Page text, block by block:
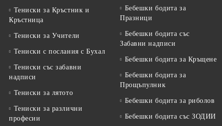
Тениски за Кръстник и
Кръстница
Тениски за Учители
Тениски с послания с Бухал
Тениски със забавни
надписи
Тениски за лятото
Тениски за различни
професии
Бебешки бодита за
Празници
Бебешки бодита със
Забавни надписи
Бебешки бодита за Кръщене
Бебешки бодита за
Прощъпулник
Бебешки бодита за риболов
Бебешки бодита със ЗОДИИ